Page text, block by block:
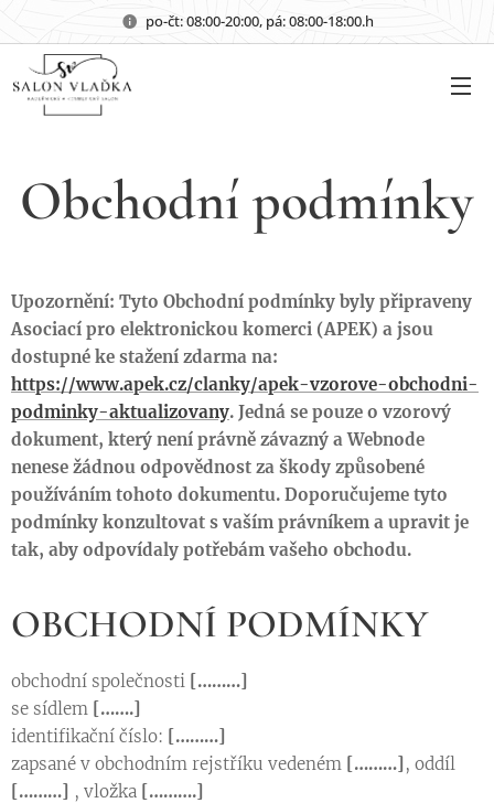
po-čt: 08:00-20:00, pá: 08:00-18:00.h
Obchodní podmínky
Upozornění: Tyto Obchodní podmínky byly připraveny
Asociací pro elektronickou komerci (APEK) a jsou
dostupné ke stažení zdarma na:
https://www.apek.cz/clanky/apek-vzorove-obchodni-
podminky-aktualizovany. Jedná se pouze o vzorový
dokument, který není právně závazný a Webnode
nenese žádnou odpovědnost za škody způsobené
používáním tohoto dokumentu. Doporučujeme tyto
podmínky konzultovat s vaším právníkem a upravit je
tak, aby odpovídaly potřebám vašeho obchodu.
OBCHODNÍ PODMÍNKY
obchodní společnosti [………]
se sídlem […….]
identifikační číslo: [………]
zapsané v obchodním rejstříku vedeném [………] , oddíl
[………] , vložka [……….]